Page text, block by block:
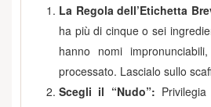
La Regola dell’Etichetta
ha più di cinque o sei
hanno nomi
processato. Lascialo sullo
Scegli il “Nudo”: